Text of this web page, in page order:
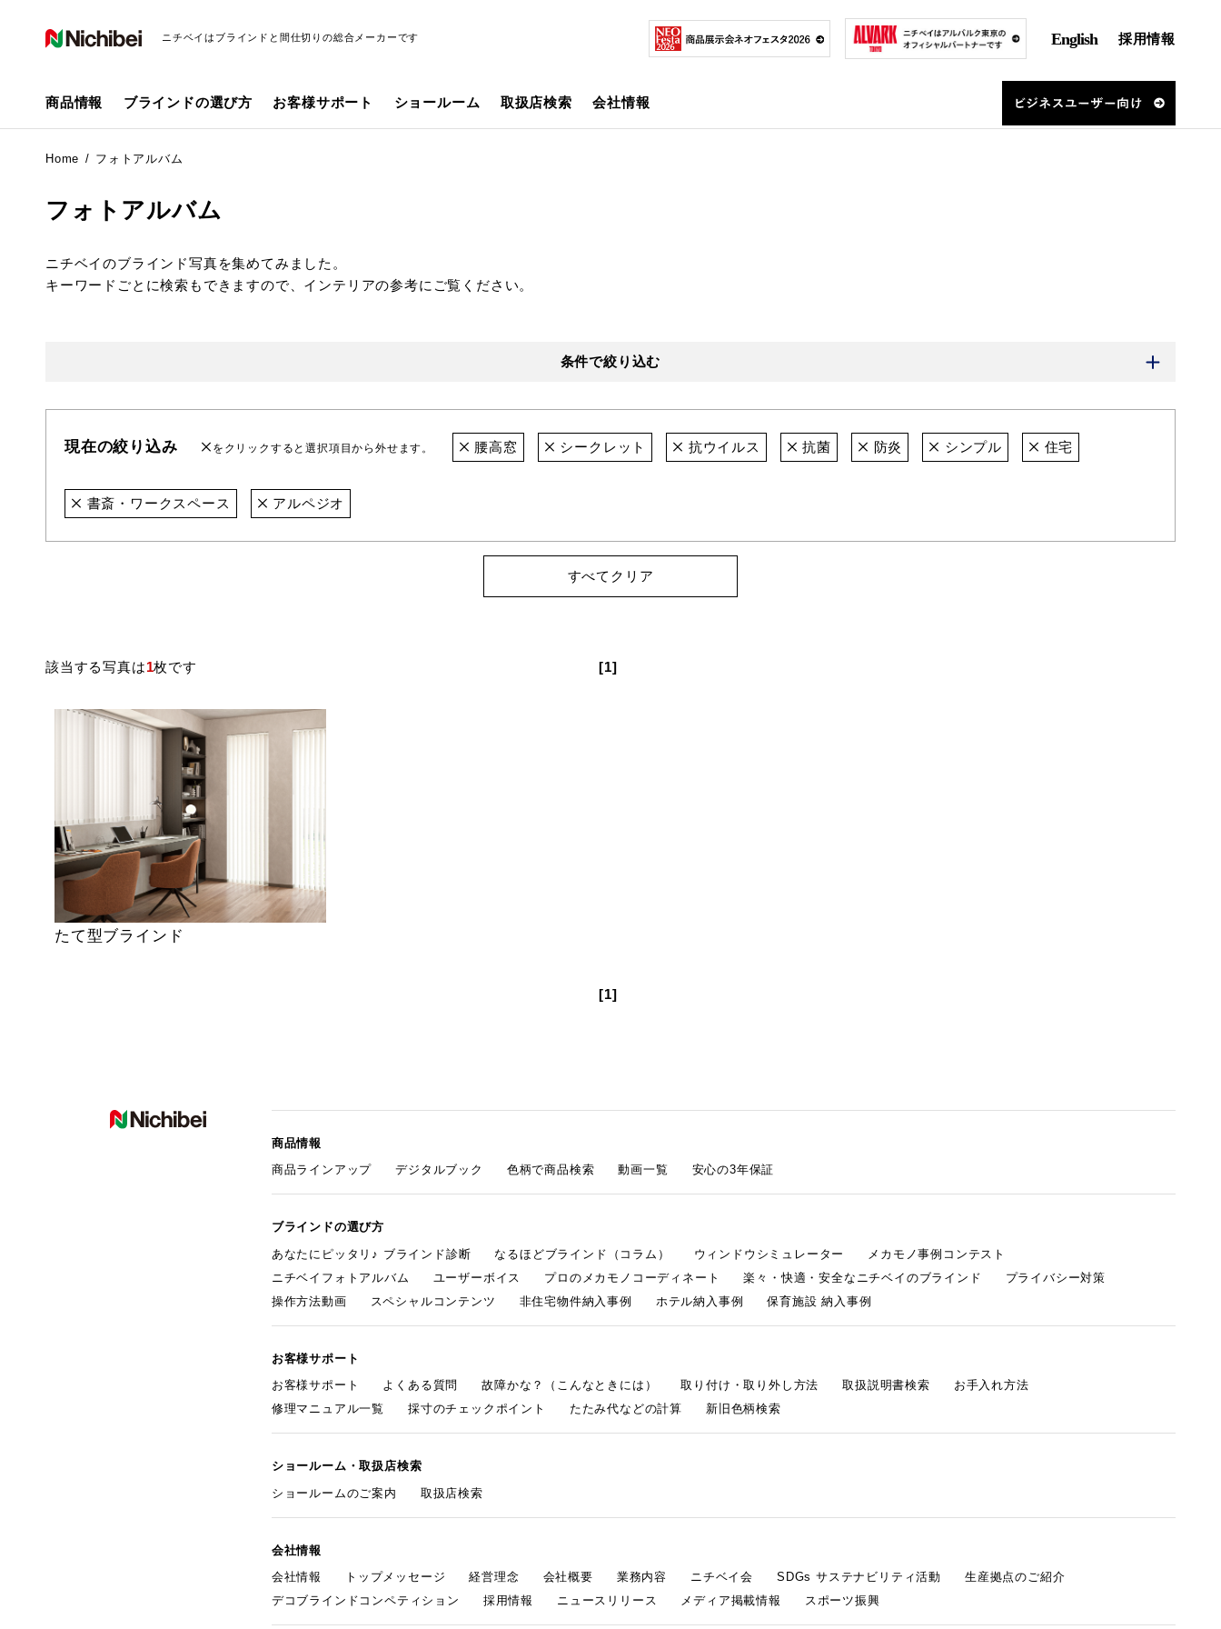
ニチベイはブラインドと間仕切りの総合メーカーです English 採用情報
商品情報 ブラインドの選び方 お客様サポート ショールーム 取扱店検索 会社情報
Home フォトアルバム
フォトアルバム
ニチベイのブラインド写真を集めてみました。
キーワードごとに検索もできますので、インテリアの参考にご覧ください。
条件で絞り込む
現在の絞り込み をクリックすると選択項目から外せます。 腰高窓 シークレット 抗ウイルス 抗菌 防炎 シンプル 住宅
書斎・ワークスペース アルペジオ
すべてクリア
該当する写真は1枚です [1]
たて型ブラインド
[1]
商品情報
商品ラインアップ
デジタルブック 色柄で商品検索 動画一覧 安心の3年保証
ブラインドの選び方
あなたにピッタリ♪ ブラインド診断
なるほどブラインド（コラム） ウィンドウシミュレーター
メカモノ事例コンテスト
ニチベイフォトアルバム
ユーザーボイス プロのメカモノコーディネート 楽々・快適・安全なニチベイのブラインド
プライバシー対策
操作方法動画
スペシャルコンテンツ 非住宅物件納入事例 ホテル納入事例 保育施設 納入事例
お客様サポート
お客様サポート
よくある質問 故障かな？（こんなときには） 取り付け・取り外し方法 取扱説明書検索
お手入れ方法
修理マニュアル一覧
採寸のチェックポイント たたみ代などの計算 新旧色柄検索
ショールーム・取扱店検索
ショールームのご案内
取扱店検索
会社情報
会社情報
トップメッセージ 経営理念 会社概要 業務内容 ニチベイ会 SDGs サステナビリティ活動
生産拠点のご紹介
デコブラインドコンペティション
採用情報 ニュースリリース メディア掲載情報 スポーツ振興